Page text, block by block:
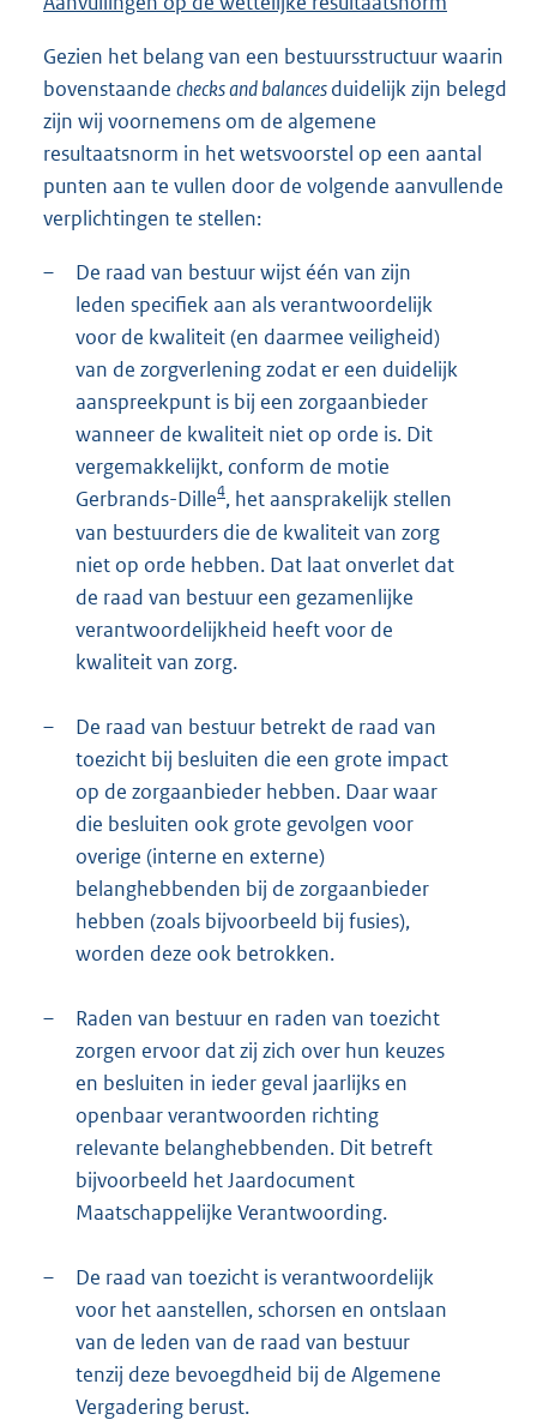
Gezien het belang van een bestuursstructuur waarin
bovenstaande checks and balancesduidelijk zijn belegd
zijn wij voornemens om de algemene
resultaatsnorm in het wetsvoorstel op een aantal
punten aan te vullen door de volgende aanvullende
verplichtingen te stellen:
–
De raad van bestuur wijst één van zijn
leden specifiek aan als verantwoordelijk
voor de kwaliteit (en daarmee veiligheid)
van de zorgverlening zodat er een duidelijk
aanspreekpunt is bij een zorgaanbieder
wanneer de kwaliteit niet op orde is. Dit
vergemakkelijkt, conform de motie
Gerbrands-Dille4, het aansprakelijk stellen
van bestuurders die de kwaliteit van zorg
niet op orde hebben. Dat laat onverlet dat
de raad van bestuur een gezamenlijke
verantwoordelijkheid heeft voor de
kwaliteit van zorg.
–
De raad van bestuur betrekt de raad van
toezicht bij besluiten die een grote impact
op de zorgaanbieder hebben. Daar waar
die besluiten ook grote gevolgen voor
overige (interne en externe)
belanghebbenden bij de zorgaanbieder
hebben (zoals bijvoorbeeld bij fusies),
worden deze ook betrokken.
–
Raden van bestuur en raden van toezicht
zorgen ervoor dat zij zich over hun keuzes
en besluiten in ieder geval jaarlijks en
openbaar verantwoorden richting
relevante belanghebbenden. Dit betreft
bijvoorbeeld het Jaardocument
Maatschappelijke Verantwoording.
–
De raad van toezicht is verantwoordelijk
voor het aanstellen, schorsen en ontslaan
van de leden van de raad van bestuur
tenzij deze bevoegdheid bij de Algemene
Vergadering berust.